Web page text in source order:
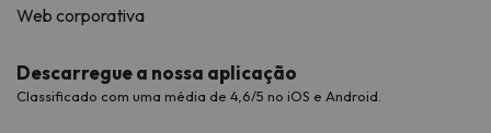
Web corporativa
Descarregue a nossa aplicação
Classificado com uma média de 4,6/5 no iOS e Android.